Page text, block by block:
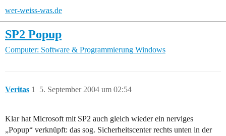
wer-weiss-was.de
SP2 Popup
Computer: Software & Programmierung Windows
Veritas 5. September 2004 um 02:54
1
Klar hat Microsoft mit SP2 auch gleich wieder ein nerviges
„Popup“ verknüpft: das sog. Sicherheitscenter rechts unten in der